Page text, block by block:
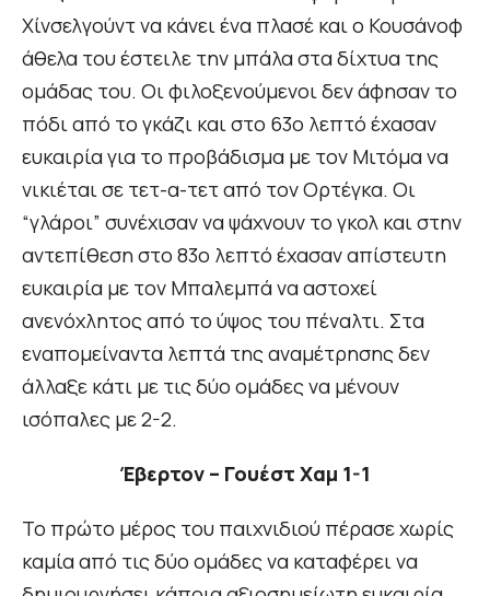
Χίνσελγούντ να κάνει ένα πλασέ και ο Κουσάνοφ
άθελα του έστειλε την μπάλα στα δίχτυα της
ομάδας του. Οι φιλοξενούμενοι δεν άφησαν το
πόδι από το γκάζι και στο 63ο λεπτό έχασαν
ευκαιρία για το προβάδισμα με τον Μιτόμα να
νικιέται σε τετ-α-τετ από τον Ορτέγκα. Οι
“γλάροι” συνέχισαν να ψάχνουν το γκολ και στην
αντεπίθεση στο 83ο λεπτό έχασαν απίστευτη
ευκαιρία με τον Μπαλεμπά να αστοχεί
ανενόχλητος από το ύψος του πέναλτι. Στα
εναπομείναντα λεπτά της αναμέτρησης δεν
άλλαξε κάτι με τις δύο ομάδες να μένουν
ισόπαλες με 2-2.
Έβερτον – Γουέστ Χαμ 1-1
Το πρώτο μέρος του παιχνιδιού πέρασε χωρίς
καμία από τις δύο ομάδες να καταφέρει να